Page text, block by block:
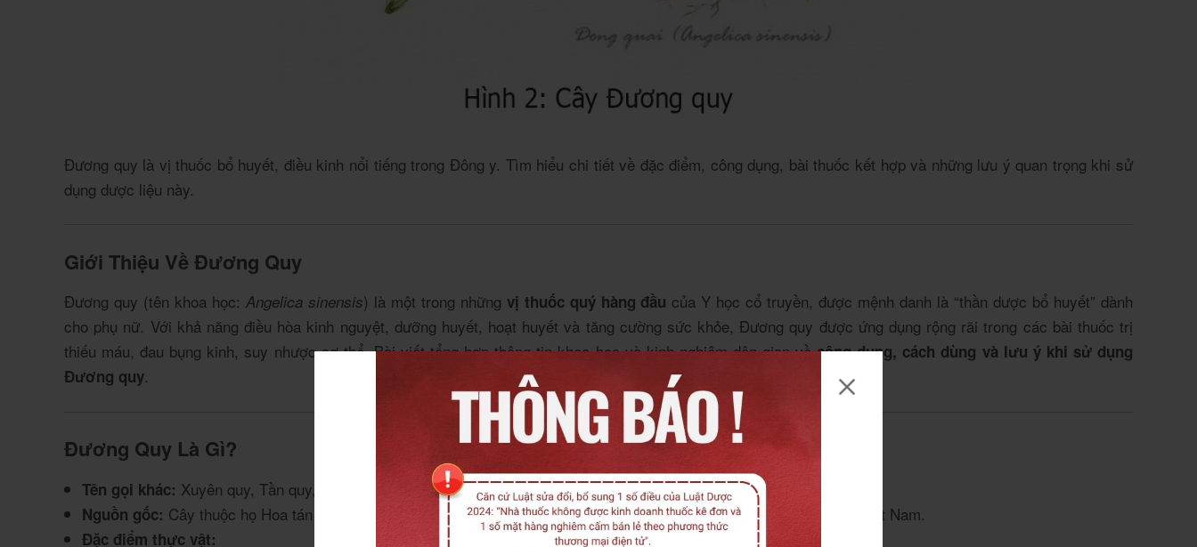
Đương quy là vị thuốc bổ huyết, điều kinh nổi tiếng trong Đông y. Tìm hiểu chi tiết về đặc điểm, công dụng, bài thuốc kết hợp và những lưu ý quan trọng khi sử
dụng dược liệu này.
Giới Thiệu Về Đương Quy
Đương quy (tên khoa học: Angelica sinensis) là một trong những vị thuốc quý hàng đầu của Y học cổ truyền, được mệnh danh là “thần dược bổ huyết” dành
cho phụ nữ. Với khả năng điều hòa kinh nguyệt, dưỡng huyết, hoạt huyết và tăng cường sức khỏe, Đương quy được ứng dụng rộng rãi trong các bài thuốc trị
thiếu máu, đau bụng kinh, suy nhược cơ thể. Bài viết tổng hợp thông tin khoa học và kinh nghiệm dân gian vềcông dụng, cách dùng và lưu ý khi sử dụng
Đương quy.
Đương Quy Là Gì?
Tên gọi khác: Xuyên quy, Tần quy, Vân quy.
Nguồn gốc: Cây thuộc họ Hoa tán (Apiaceae), có nguồn gốc từ Trung Quốc, Nhật Bản, và một số vùng núi phía Bắc Việt Nam.
Đặc điểm thực vật: